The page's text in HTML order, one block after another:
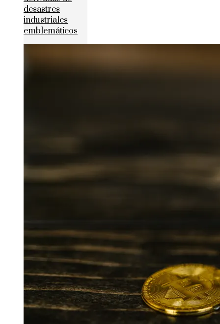
desastres
industriales
emblemáticos